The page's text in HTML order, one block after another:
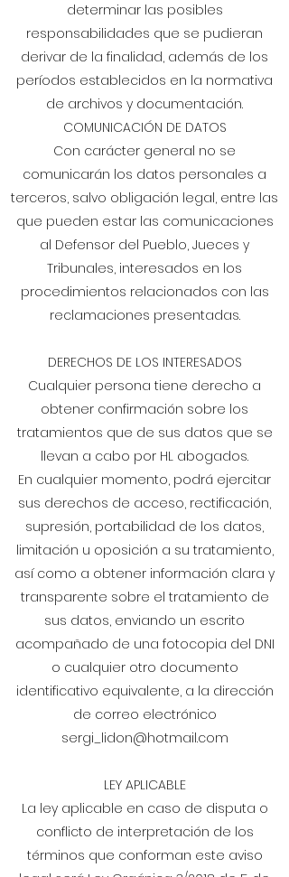
determinar las posibles
responsabilidades que se pudieran
derivar de la finalidad, además de los
períodos establecidos en la normativa
de archivos y documentación.
COMUNICACIÓN DE DATOS
Con carácter general no se
comunicarán los datos personales a
terceros, salvo obligación legal, entre las
que pueden estar las comunicaciones
al Defensor del Pueblo, Jueces y
Tribunales, interesados en los
procedimientos relacionados con las
reclamaciones presentadas.
DERECHOS DE LOS INTERESADOS
Cualquier persona tiene derecho a
obtener confirmación sobre los
tratamientos que de sus datos que se
llevan a cabo por HL abogados.
En cualquier momento, podrá ejercitar
sus derechos de acceso, rectificación,
supresión, portabilidad de los datos,
limitación u oposición a su tratamiento,
así como a obtener información clara y
transparente sobre el tratamiento de
sus datos, enviando un escrito
acompañado de una fotocopia del DNI
o cualquier otro documento
identificativo equivalente, a la dirección
de correo electrónico
sergi_lidon@hotmail.com
LEY APLICABLE
La ley aplicable en caso de disputa o
conflicto de interpretación de los
términos que conforman este aviso